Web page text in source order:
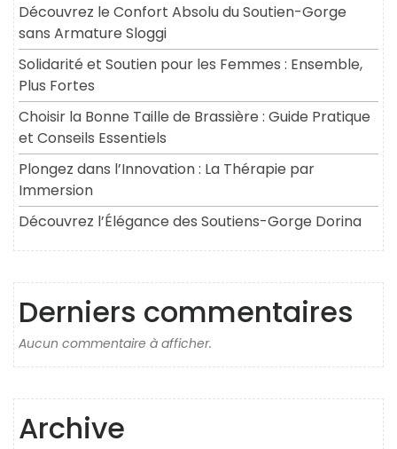
Découvrez le Confort Absolu du Soutien-Gorge
sans Armature Sloggi
Solidarité et Soutien pour les Femmes : Ensemble,
Plus Fortes
Choisir la Bonne Taille de Brassière : Guide Pratique
et Conseils Essentiels
Plongez dans l’Innovation : La Thérapie par
Immersion
Découvrez l’Élégance des Soutiens-Gorge Dorina
Derniers commentaires
Aucun commentaire à afficher.
Archive